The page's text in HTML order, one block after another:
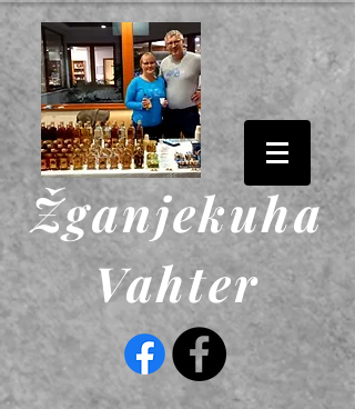
Žganjekuha
Vahter